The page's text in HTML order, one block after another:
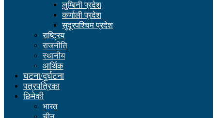
लुम्बिनी प्रदेश
कर्णाली प्रदेश
सुदूरपश्चिम प्रदेश
राष्ट्रिय
राजनीति
स्थानीय
आर्थिक
घटना/दुर्घटना
पत्रपत्रिका
छिमेकी
भारत